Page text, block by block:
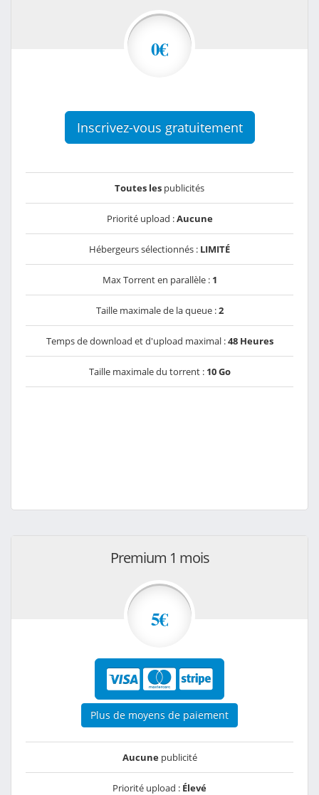
0€
Inscrivez-vous gratuitement
Toutes les publicités
Priorité upload :Aucune
Hébergeurs sélectionnés : LIMITÉ
Max Torrent en parallèle : 1
Taille maximale de la queue :2
Temps de download et d'upload maximal :48 Heures
Taille maximale du torrent : 10 Go
Premium 1 mois
5€
Plus de moyens de paiement
Aucunepublicité
Priorité upload : Élevé